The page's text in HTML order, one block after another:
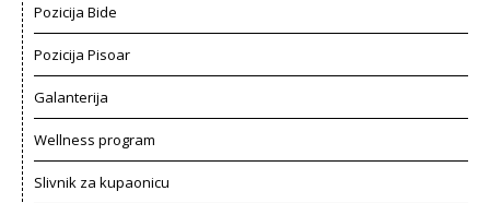
Pozicija Bide
Pozicija Pisoar
Galanterija
Wellness program
Slivnik za kupaonicu